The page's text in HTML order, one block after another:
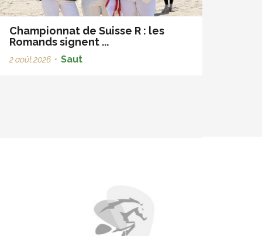
Championnat de Suisse R : les
Romands signent ...
2 août 2026 • Saut